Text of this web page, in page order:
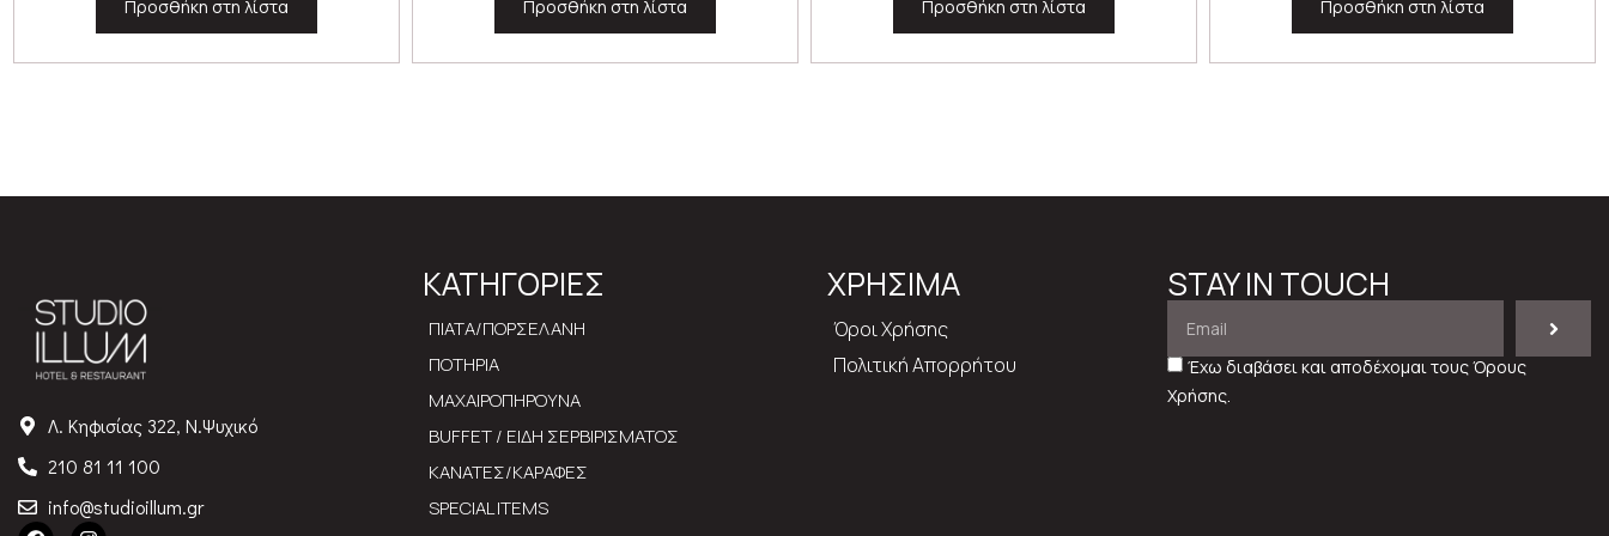
Προσθήκη στη λίστα Προσθήκη στη λίστα Προσθήκη στη λίστα Προσθήκη στη λίστα
Λ. Κηφισίας 322, Ν.Ψυχικό
210 81 11 100
info@studioillum.gr
ΚΑΤΗΓΟΡΙΕΣ
ΠΙΑΤΑ/ΠΟΡΣΕΛΑΝΗ
ΠΟΤΗΡΙΑ
ΜΑΧΑΙΡΟΠΗΡΟΥΝΑ
BUFFET / ΕΙΔΗ ΣΕΡΒΙΡΙΣΜΑΤΟΣ
ΚΑΝΑΤΕΣ/ΚΑΡΑΦΕΣ
SPECIAL ITEMS
ΧΡΗΣΙΜΑ
Όροι Χρήσης
Πολιτική Απορρήτου
STAY IN TOUCH
Έχω διαβάσει και αποδέχομαι τουςΌρους
Χρήσης.